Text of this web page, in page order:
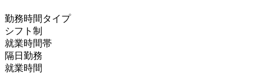
勤務時間タイプ
シフト制
就業時間帯
隔日勤務
就業時間